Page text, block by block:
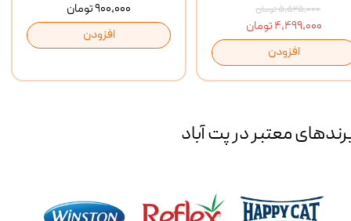
۹۰۰,۰۰۰ تومان
افزودن
۵,۵۲۵,۰۰۰ تومان
۴,۴۹۹,۰۰۰ تومان
افزودن
معتبر در پت آباد